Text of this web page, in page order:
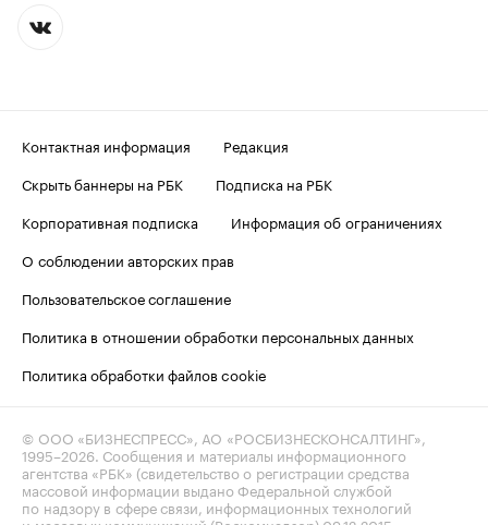
Контактная информация
Редакция
Скрыть баннеры на РБК
Подписка на РБК
Корпоративная подписка
Информация об ограничениях
О соблюдении авторских прав
Пользовательское соглашение
Политика в отношении обработки персональных данных
Политика обработки файлов cookie
© ООО «БИЗНЕСПРЕСС», АО «РОСБИЗНЕСКОНСАЛТИНГ»,
1995–2026 . Сообщения и материалы информационного
агентства «РБК» (свидетельство о регистрации средства
массовой информации выдано Федеральной службой
по надзору в сфере связи, информационных технологий